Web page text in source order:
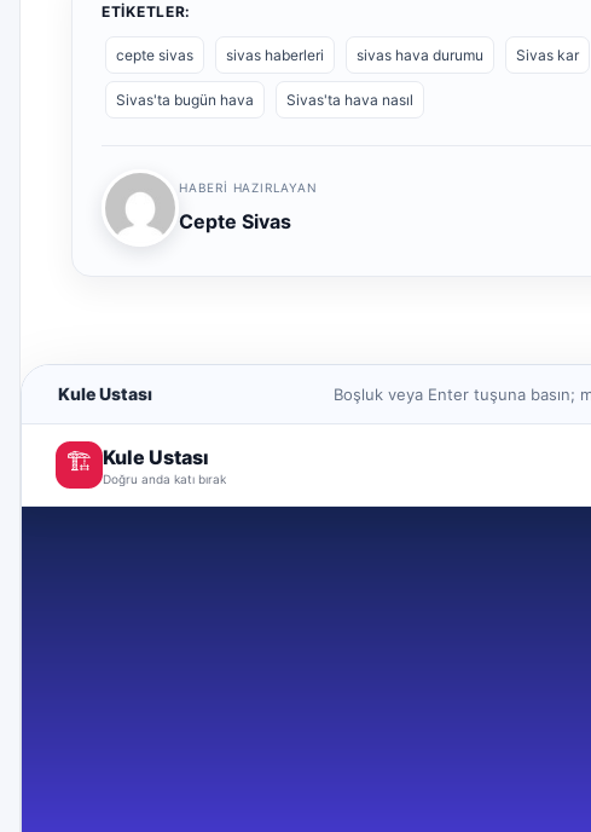
ETIKETLER:
cepte sivas sivas haberleri sivas hava durumu Sivas kar
Sivas'ta bugün hava Sivas'ta hava nasıl
HABERI HAZIRLAYAN
Cepte Sivas
Kule Ustası Boşluk veya Enter tuşuna basın;